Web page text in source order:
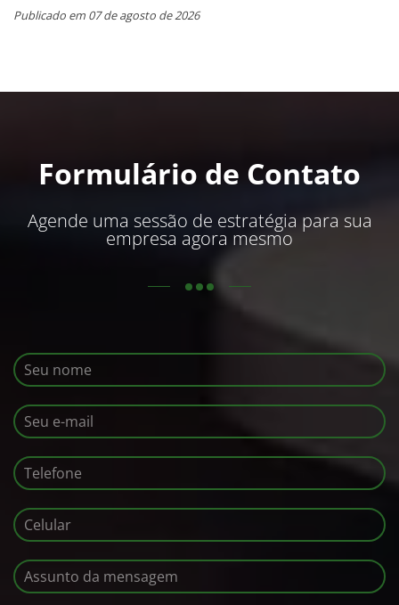
Publicado em 07 de agosto de 2026
Formulário de Contato
Agende uma sessão de estratégia para sua
empresa agora mesmo